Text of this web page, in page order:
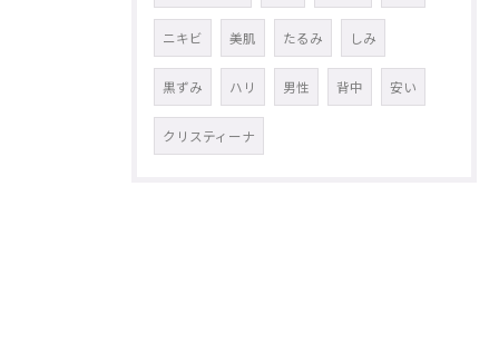
ニキビ 美肌 たるみ しみ
黒ずみ ハリ 男性 背中 安い
クリスティーナ